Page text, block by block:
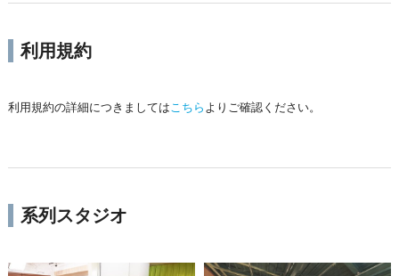
利用規約
利用規約の詳細につきましてはこちら よりご確認ください。
系列スタジオ